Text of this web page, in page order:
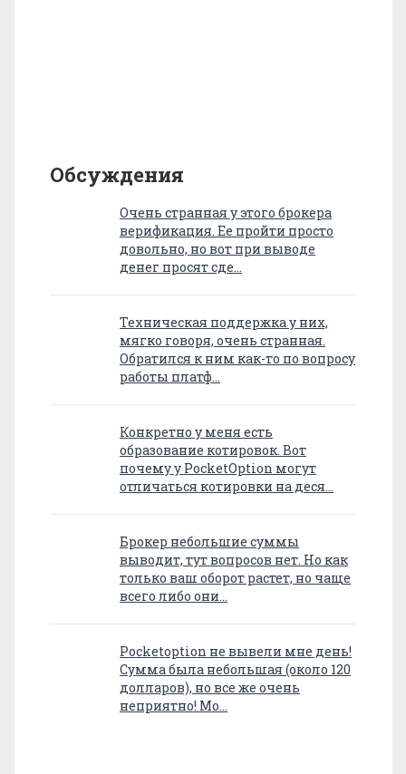
Обсуждения
Очень странная у этого брокера
верификация. Ее пройти просто
довольно, но вот при выводе
денег просят сде…
Техническая поддержка у них,
мягко говоря, очень странная.
Обратился к ним как-то по вопросу
работы платф…
Конкретно у меня есть
образование котировок. Вот
почему у PocketOption могут
отличаться котировки на деся…
Брокер небольшие суммы
выводит, тут вопросов нет. Но как
только ваш оборот растет, но чаще
всего либо они…
Pocketoption не вывели мне день!
Сумма была небольшая (около 120
долларов), но все же очень
неприятно! Мо…